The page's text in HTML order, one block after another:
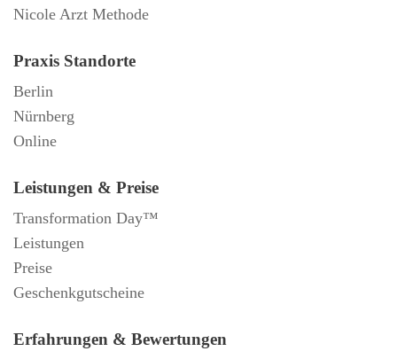
Nicole Arzt Methode
Praxis Standorte
Berlin
Nürnberg
Online
Leistungen & Preise
Transformation Day™
Leistungen
Preise
Geschenkgutscheine
Erfahrungen & Bewertungen